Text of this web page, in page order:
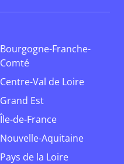
Bourgogne-Franche-
Comté
Centre-Val de Loire
Grand Est
Île-de-France
Nouvelle-Aquitaine
Pays de la Loire